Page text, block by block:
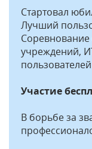
Стартовал
Лучший
учреждений,
Участие
В борьбе за